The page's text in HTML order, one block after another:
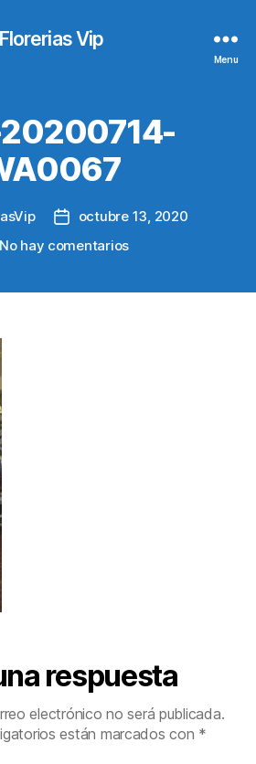
Florerias Vip
Menu
Postoctubre 13, 2020
No hay comentariosen
respuesta
electrónico no será publicada.
están marcados con *